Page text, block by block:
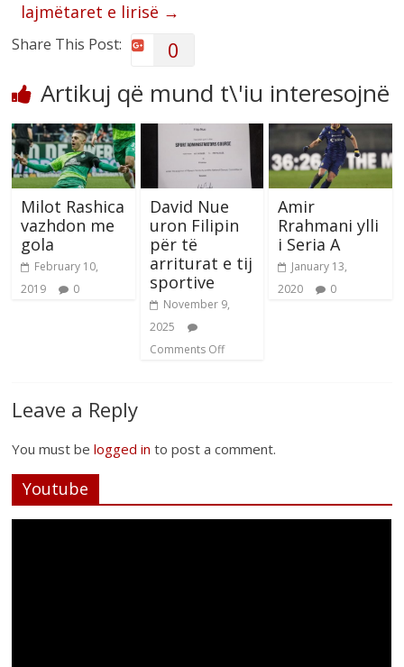
lajmëtaret e lirisë →
Share This Post: 0
Artikuj që mund t\'iu interesojnë
Milot Rashica
vazhdon me
gola
February 10,
2019
0
David Nue
uron Filipin
për të
arriturat e tij
sportive
November 9,
2025
Comments Off
Amir
Rrahmani ylli
i Seria A
January 13,
2020
0
Leave a Reply
You must belogged in to post a comment.
Youtube